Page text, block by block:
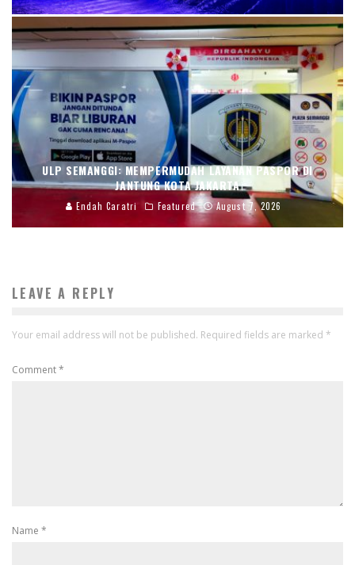
ULP SEMANGGI: MEMPERMUDAH LAYANAN PASPOR DI
JANTUNG KOTA JAKARTA
Endah Caratri Featured August 7, 2026
LEAVE A REPLY
Your email address will not be published. Required fields are marked *
Comment*
Name *